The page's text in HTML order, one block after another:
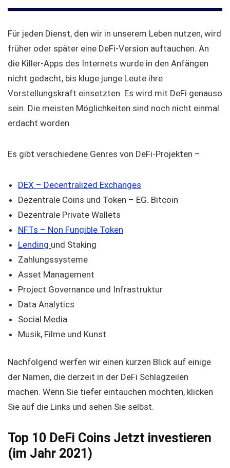
Für jeden Dienst, den wir in unserem Leben nutzen, wird
früher oder später eine DeFi-Version auftauchen. An
die Killer-Apps des Internets wurde in den Anfängen
nicht gedacht, bis kluge junge Leute ihre
Vorstellungskraft einsetzten. Es wird mit DeFi genauso
sein. Die meisten Möglichkeiten sind noch nicht einmal
erdacht worden.
Es gibt verschiedene Genres von DeFi-Projekten –
DEX – Decentralized Exchanges
Dezentrale Coins und Token – EG. Bitcoin
Dezentrale Private Wallets
NFTs – Non Fungible Token
Lending und Staking
Zahlungssysteme
Asset Management
Project Governance und Infrastruktur
Data Analytics
Social Media
Musik, Filme und Kunst
Nachfolgend werfen wir einen kurzen Blick auf einige
der Namen, die derzeit in der DeFi Schlagzeilen
machen. Wenn Sie tiefer eintauchen möchten, klicken
Sie auf die Links und sehen Sie selbst.
Top 10 DeFi Coins Jetzt investieren
(im Jahr 2021)